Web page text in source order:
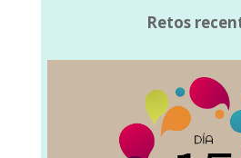
Retos